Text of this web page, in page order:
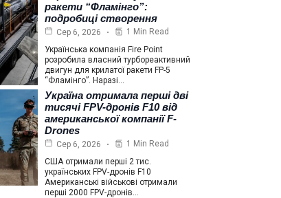
ракети “Фламінго”:
подробиці створення
Сер 6, 2026
1 Min Read
Українська компанія Fire Point
розробила власний турбореактивний
двигун для крилатої ракети FP-5
“Фламінго”. Наразі…
Україна отримала перші дві
тисячі FPV-дронів F10 від
американської компанії F-
Drones
Сер 6, 2026
1 Min Read
США отримали перші 2 тис.
українських FPV-дронів F10
Американські військові отримали
перші 2000 FPV-дронів…